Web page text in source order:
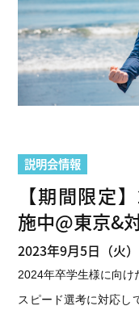
説明会情報
【期間限定
施中@東京&
2023年9月5日（火）
2024年卒学生様に向け
スピード選考に対応し